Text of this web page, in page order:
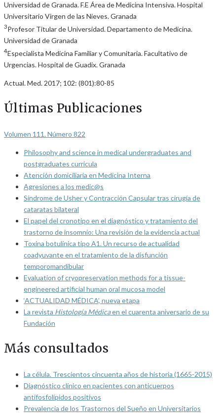
Universidad de Granada. F.E Área de Medicina Intensiva. Hospital
Universitario Virgen de las Nieves. Granada
3Profesor Titular de Universidad. Departamento de Medicina.
Universidad de Granada
4Especialista Medicina Familiar y Comunitaria. Facultativo de
Urgencias. Hospital de Guadix. Granada
Actual. Med. 2017; 102: (801):80-85
Últimas Publicaciones
Volumen 111. Número 822
Philosophy and science in medical undergraduates and
postgraduates curricula
Atención domiciliaria en Medicina Interna
Agresiones a los medic@s
Síndrome de Usher y Contracción Capsular tras cirugía de
cataratas bilateral
El papel del cronotipo en el diagnóstico y tratamiento del
trastorno de insomnio: Una revisión de la evidencia actual
Toxina botulínica tipo A1. Un recurso de actualidad
coadyuvante en el tratamiento de la disfunción
temporomandibular
Evaluation of cryopreservation methods for a tissue-
engineered artificial human oral mucosa model
‘ACTUALIDAD MÉDICA’, nueva etapa
La revista Histología Médicaen el cuarenta aniversario de su
Fundación
Más consultados
La célula. Trescientos cincuenta años de historia (1665-2015)
Diagnóstico clínico en pacientes con anticuerpos
antifosfolípidos positivos
Prevalencia de los Trastornos del Sueño en Universitarios